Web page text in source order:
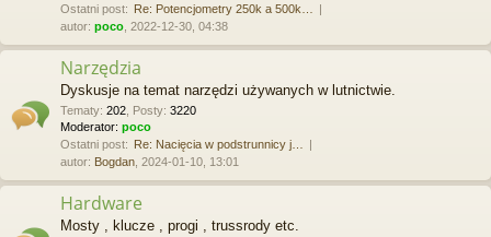
Ostatni post: Re: Potencjometry 250k a 500k…
autor: poco , 2022-12-30, 04:38
Narzędzia
Dyskusje na temat narzędzi używanych w lutnictwie.
Tematy: 202 Posty: 3220
Moderator: poco
Ostatni post: Re: Nacięcia w podstrunnicy j…
autor: Bogdan , 2024-01-10, 13:01
Hardware
Mosty , klucze , progi , trussrody etc.